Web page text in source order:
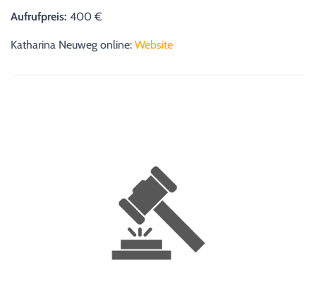
Aufrufpreis: 400 €
Katharina Neuweg online: Website